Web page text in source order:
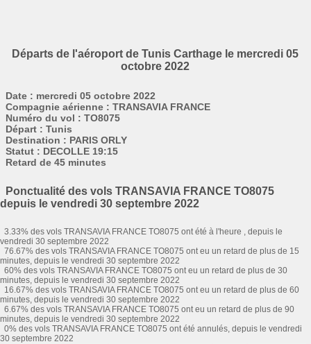
Départs de l'aéroport de Tunis Carthage le mercredi 05
octobre 2022
Date : mercredi 05 octobre 2022
Compagnie aérienne : TRANSAVIA FRANCE
Numéro du vol : TO8075
Départ : Tunis
Destination : PARIS ORLY
Statut : DECOLLE 19:15
Retard de 45 minutes
Ponctualité des vols TRANSAVIA FRANCE TO8075
depuis le vendredi 30 septembre 2022
3.33% des vols TRANSAVIA FRANCE TO8075 ont été à l'heure , depuis le
vendredi 30 septembre 2022
76.67% des vols TRANSAVIA FRANCE TO8075 ont eu un retard de plus de 15
minutes, depuis le vendredi 30 septembre 2022
60% des vols TRANSAVIA FRANCE TO8075 ont eu un retard de plus de 30
minutes, depuis le vendredi 30 septembre 2022
16.67% des vols TRANSAVIA FRANCE TO8075 ont eu un retard de plus de 60
minutes, depuis le vendredi 30 septembre 2022
6.67% des vols TRANSAVIA FRANCE TO8075 ont eu un retard de plus de 90
minutes, depuis le vendredi 30 septembre 2022
0% des vols TRANSAVIA FRANCE TO8075 ont été annulés, depuis le vendredi
30 septembre 2022